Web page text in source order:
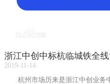
浙江中创中标杭临城铁全
2019-11-14
杭州市场历来是浙江中创业务